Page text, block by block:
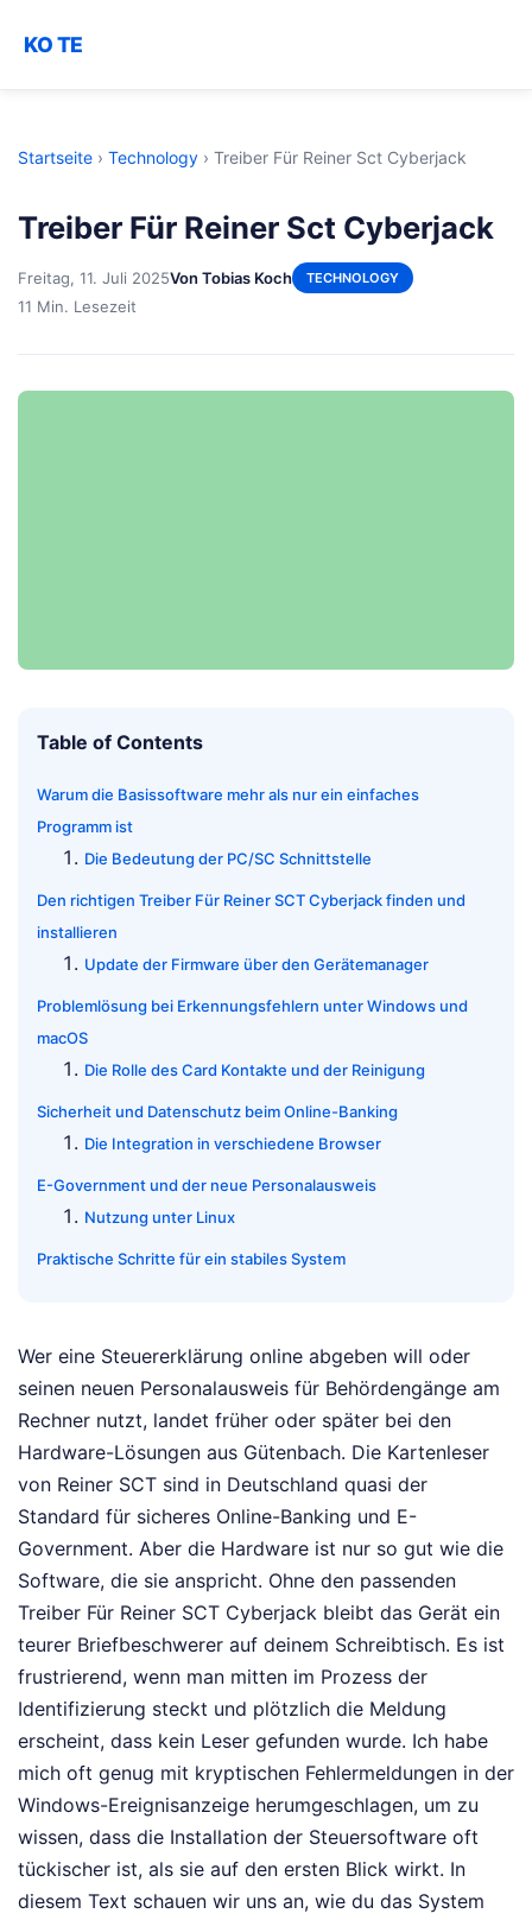
KO TE
Startseite › Technology › Treiber Für Reiner Sct Cyberjack
Treiber Für Reiner Sct Cyberjack
Freitag, 11. Juli 2025Von Tobias Koch TECHNOLOGY
11 Min. Lesezeit
Table of Contents
Warum die Basissoftware mehr als nur ein einfaches
Programm ist
Die Bedeutung der PC/SC Schnittstelle
Den richtigen Treiber Für Reiner SCT Cyberjack finden und
installieren
Update der Firmware über den Gerätemanager
Problemlösung bei Erkennungsfehlern unter Windows und
macOS
Die Rolle des Card Kontakte und der Reinigung
Sicherheit und Datenschutz beim Online-Banking
Die Integration in verschiedene Browser
E-Government und der neue Personalausweis
Nutzung unter Linux
Praktische Schritte für ein stabiles System
Wer eine Steuererklärung online abgeben will oder
seinen neuen Personalausweis für Behördengänge am
Rechner nutzt, landet früher oder später bei den
Hardware-Lösungen aus Gütenbach. Die Kartenleser
von Reiner SCT sind in Deutschland quasi der
Standard für sicheres Online-Banking und E-
Government. Aber die Hardware ist nur so gut wie die
Software, die sie anspricht. Ohne den passenden
Treiber Für Reiner SCT Cyberjack bleibt das Gerät ein
teurer Briefbeschwerer auf deinem Schreibtisch. Es ist
frustrierend, wenn man mitten im Prozess der
Identifizierung steckt und plötzlich die Meldung
erscheint, dass kein Leser gefunden wurde. Ich habe
mich oft genug mit kryptischen Fehlermeldungen in der
Windows-Ereignisanzeige herumgeschlagen, um zu
wissen, dass die Installation der Steuersoftware oft
tückischer ist, als sie auf den ersten Blick wirkt. In
diesem Text schauen wir uns an, wie du das System